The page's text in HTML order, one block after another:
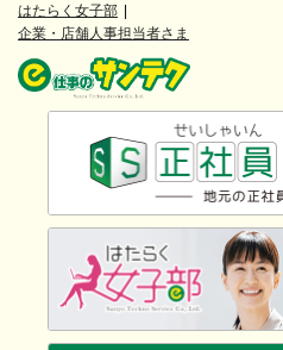
はたらく女子部
企業・店舗人事担当者さま